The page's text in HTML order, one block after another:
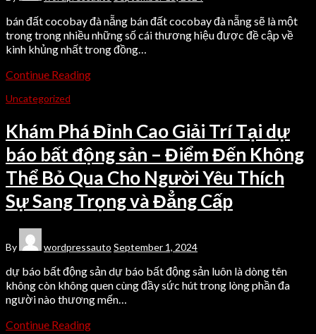
bán đất cocobay đà nẵng bán đất cocobay đà nẵng sẽ là một
trong trong nhiều những số cái thương hiệu được đề cập về
kinh khủng nhất trong đồng…
Continue Reading
Uncategorized
Khám Phá Đỉnh Cao Giải Trí Tại dự
báo bất động sản – Điểm Đến Không
Thể Bỏ Qua Cho Người Yêu Thích
Sự Sang Trọng và Đẳng Cấp
By wordpressauto September 1, 2024
dự báo bất động sản dự báo bất động sản luôn là dòng tên
không còn không quen cùng đầy sức hút trong lòng phần đa
người nào thương mến…
Continue Reading